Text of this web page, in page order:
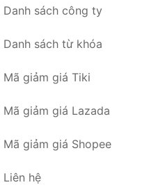
Danh sách công ty
Danh sách từ khóa
Mã giảm giá Tiki
Mã giảm giá Lazada
Mã giảm giá Shopee
Liên hệ